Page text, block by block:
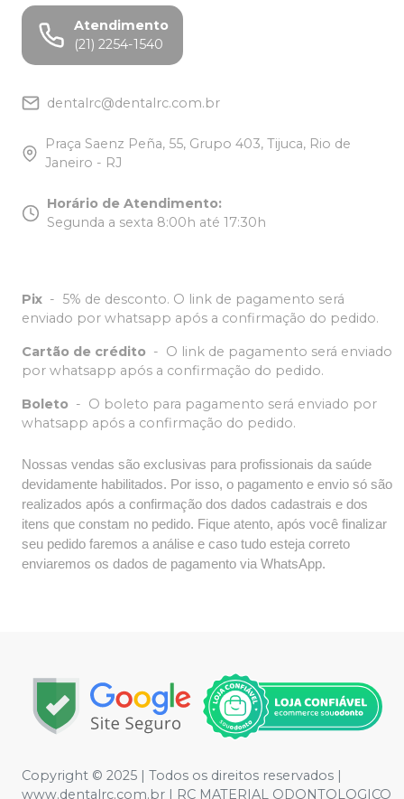
Atendimento
(21) 2254-1540
dentalrc@dentalrc.com.br
Praça Saenz Peña, 55, Grupo 403, Tijuca, Rio de
Janeiro - RJ
Horário de Atendimento:
Segunda a sexta 8:00h até 17:30h
Pix - 5% de desconto. O link de pagamento será
enviado por whatsapp após a confirmação do pedido.
Cartão de crédito - O link de pagamento será enviado
por whatsapp após a confirmação do pedido.
Boleto - O boleto para pagamento será enviado por
whatsapp após a confirmação do pedido.
Nossas vendas são exclusivas para profissionais da saúde
devidamente habilitados. Por isso, o pagamento e envio só são
realizados após a confirmação dos dados cadastrais e dos
itens que constam no pedido. Fique atento, após você finalizar
seu pedido faremos a análise e caso tudo esteja correto
enviaremos os dados de pagamento via WhatsApp.
Copyright © 2025 | Todos os direitos reservados |
www.dentalrc.com.br | RC MATERIAL ODONTOLOGICO